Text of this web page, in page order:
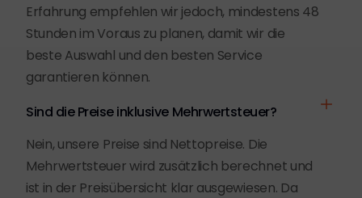
Erfahrung empfehlen wir jedoch, mindestens 48
Stunden im Voraus zu planen, damit wir die
beste Auswahl und den besten Service
garantieren können.
Sind die Preise inklusive Mehrwertsteuer?
Nein, unsere Preise sind Nettopreise. Die
Mehrwertsteuer wird zusätzlich berechnet und
ist in der Preisübersicht klar ausgewiesen. Da